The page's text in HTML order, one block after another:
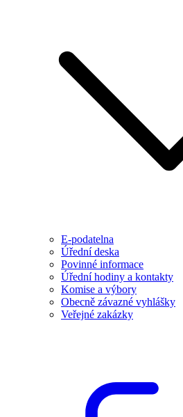
E-podatelna
Úřední deska
Povinné informace
Úřední hodiny a kontakty
Komise a výbory
Obecně závazné vyhlášky
Veřejné zakázky